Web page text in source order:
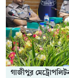
গাজীপুর